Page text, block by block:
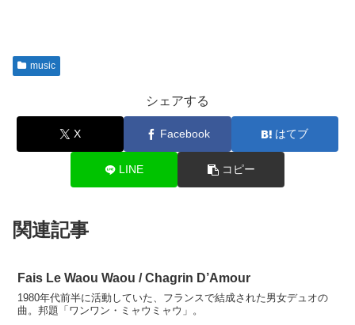
music
シェアする
X Facebook はてブ
LINE コピー
関連記事
Fais Le Waou Waou / Chagrin D’Amour
1980年代前半に活動していた、フランスで結成された男女デュオの
曲。邦題「ワンワン・ミャウミャウ」。